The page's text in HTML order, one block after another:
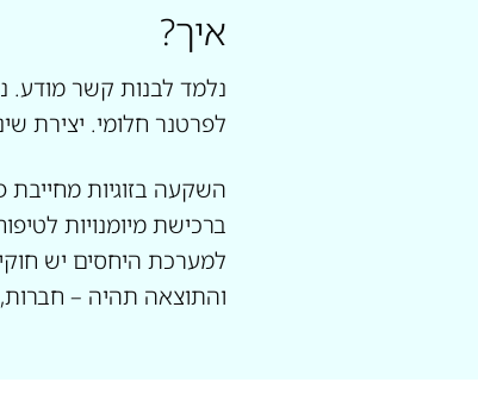
איך?
נלמד לבנות קשר
לפרטנר חלומי. יצירת
השקעה בזוגיות מחייבת
ברכישת מיומנויות
למערכת היחסים יש
והתוצאה תהיה –